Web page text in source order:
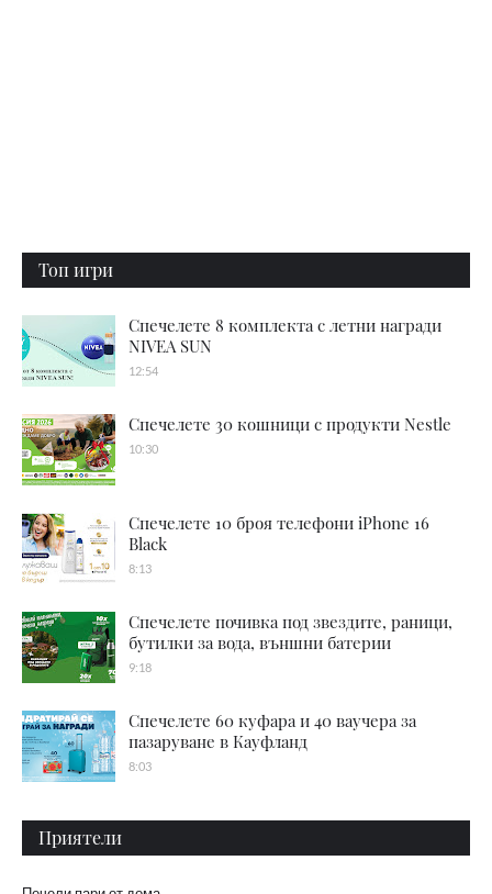
Топ игри
Спечелете 8 комплекта с летни награди
NIVEA SUN
12:54
Спечелете 30 кошници с продукти Nestle
10:30
Спечелете 10 броя телефони iPhone 16
Black
8:13
Спечелете почивка под звездите, раници,
бутилки за вода, външни батерии
9:18
Спечелете 60 куфара и 40 ваучера за
пазаруване в Кауфланд
8:03
Приятели